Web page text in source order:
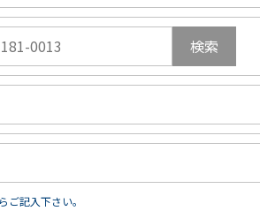
検索
記入下さい。